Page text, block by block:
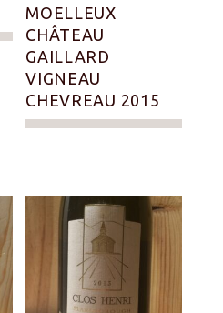
MOELLEUX
CHÂTEAU
GAILLARD
VIGNEAU
CHEVREAU 2015